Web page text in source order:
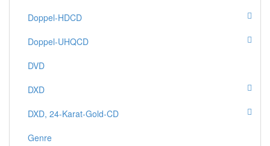
Doppel-HDCD
Doppel-UHQCD
DVD
DXD
DXD, 24-Karat-Gold-CD
Genre